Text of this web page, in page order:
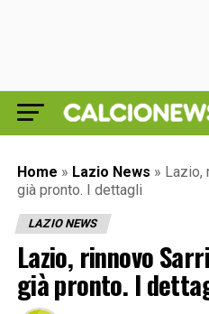
Home » Lazio News » Lazio,
già pronto. I dettagli
LAZIO NEWS
Lazio, rinnovo
già pronto. I